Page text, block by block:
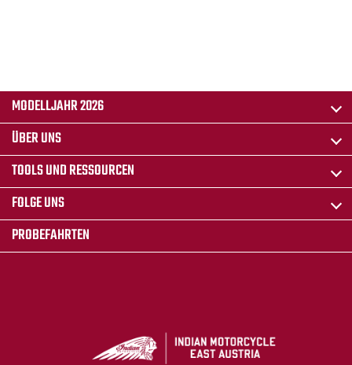
MODELLJAHR 2026
ÜBER UNS
TOOLS UND RESSOURCEN
FOLGE UNS
PROBEFAHRTEN